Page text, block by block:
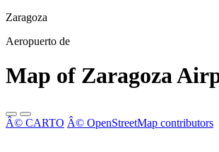
Zaragoza
Aeropuerto de
Map of Zaragoza
Â© CARTO Â© OpenStreetMap contributors